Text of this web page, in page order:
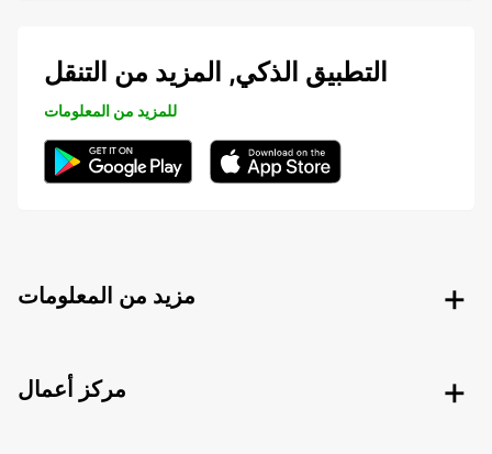
التطبيق الذكي, المزيد من التنقل
للمزيد من المعلومات
مزيد من المعلومات
مركز أعمال